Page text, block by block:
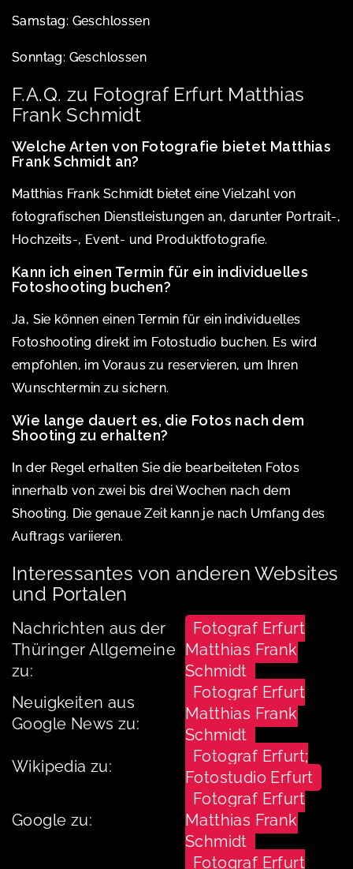
Samstag: Geschlossen
Sonntag: Geschlossen
F.A.Q. zu Fotograf Erfurt Matthias
Frank Schmidt
Welche Arten von Fotografie bietet Matthias
Frank Schmidt an?
Matthias Frank Schmidt bietet eine Vielzahl von
fotografischen Dienstleistungen an, darunter Portrait-,
Hochzeits-, Event- und Produktfotografie.
Kann ich einen Termin für ein individuelles
Fotoshooting buchen?
Ja, Sie können einen Termin für ein individuelles
Fotoshooting direkt im Fotostudio buchen. Es wird
empfohlen, im Voraus zu reservieren, um Ihren
Wunschtermin zu sichern.
Wie lange dauert es, die Fotos nach dem
Shooting zu erhalten?
In der Regel erhalten Sie die bearbeiteten Fotos
innerhalb von zwei bis drei Wochen nach dem
Shooting. Die genaue Zeit kann je nach Umfang des
Auftrags variieren.
Interessantes von anderen Websites
und Portalen
Nachrichten aus der
Thüringer Allgemeine
zu:
Fotograf Erfurt
Matthias Frank
Schmidt
Neuigkeiten aus
Google News zu:
Fotograf Erfurt
Matthias Frank
Schmidt
Wikipedia zu:
Fotograf Erfurt;
Fotostudio Erfurt
Google zu:
Fotograf Erfurt
Matthias Frank
Schmidt
Fotograf Erfurt